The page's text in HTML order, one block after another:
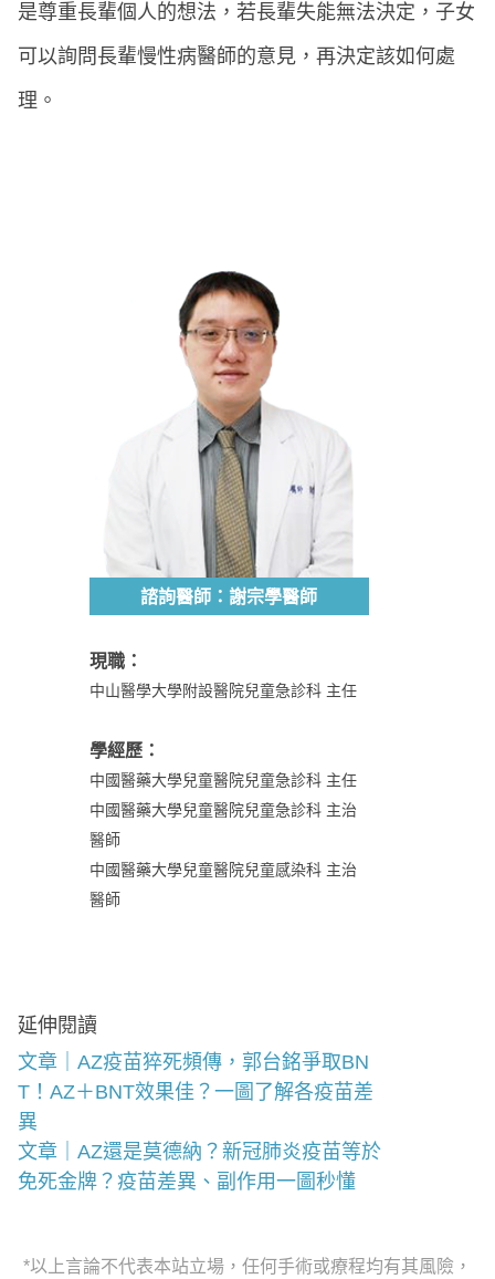
是尊重長輩個人的想法，若長輩失能無法決定，子女
可以詢問長輩慢性病醫師的意見，再決定該如何處
理。
諮詢醫師：謝宗學醫師
現職：
中山醫學大學附設醫院兒童急診科 主任
學經歷：
中國醫藥大學兒童醫院兒童急診科 主任
中國醫藥大學兒童醫院兒童急診科 主治
醫師
中國醫藥大學兒童醫院兒童感染科 主治
醫師
延伸閱讀
文章｜AZ疫苗猝死頻傳，郭台銘爭取BN
T！AZ＋BNT效果佳？一圖了解各疫苗差
異
文章｜AZ還是莫德納？新冠肺炎疫苗等於
免死金牌？疫苗差異、副作用一圖秒懂
*以上言論不代表本站立場，任何手術或療程均有其風險，